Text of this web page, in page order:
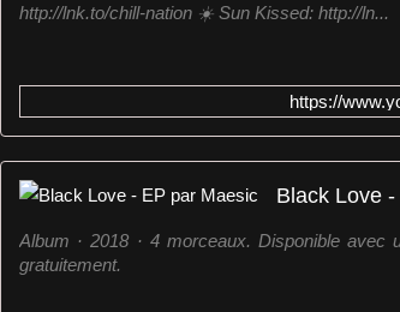
http://lnk.to/chill-nation ☀️ Sun Kissed: http://ln...
https://
Black Love
Album · 2018 · 4 morceaux. Disponible avec
gratuitement.